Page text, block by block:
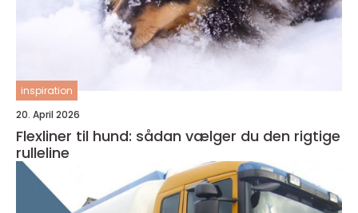
inspiration
20. April 2026
Flexliner til hund: sådan vælger du den rigtige
rulleline